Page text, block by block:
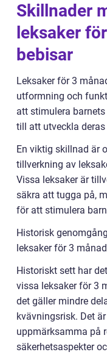
Skillnader
leksaker
bebisar
Leksaker för 3
utformning och
att stimulera
till att utveckla
En viktig skillnad är
tillverkning av
Vissa leksaker är
säkra att tugga på,
för att stimulera
Historisk
leksaker för 3
Historiskt sett har
vissa leksaker för 3
det gäller mindre
kvävningsrisk. Det
uppmärksamma på
säkerhetsaspekter